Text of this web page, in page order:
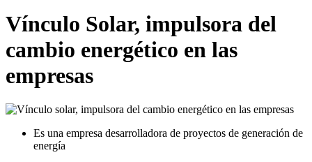
Vínculo Solar, impulsora del
cambio energético en las
empresas
Es una empresa desarrolladora de proyectos de generación de
energía